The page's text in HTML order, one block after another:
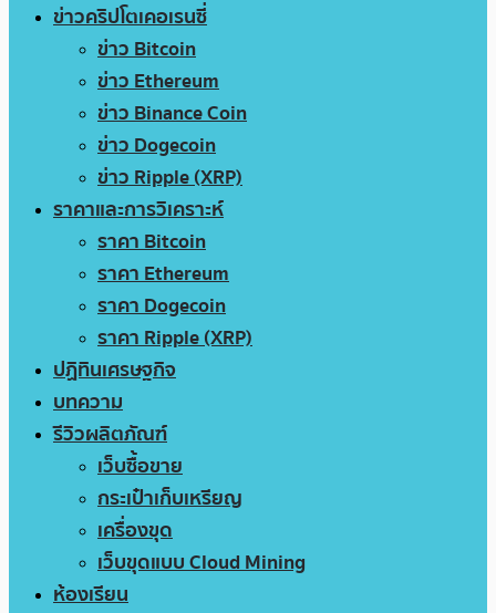
ข่าวคริปโตเคอเรนซี่
ข่าว Bitcoin
ข่าว Ethereum
ข่าว Binance Coin
ข่าว Dogecoin
ข่าว Ripple (XRP)
ราคาและการวิเคราะห์
ราคา Bitcoin
ราคา Ethereum
ราคา Dogecoin
ราคา Ripple (XRP)
ปฏิทินเศรษฐกิจ
บทความ
รีวิวผลิตภัณฑ์
เว็บซื้อขาย
กระเป๋าเก็บเหรียญ
เครื่องขุด
เว็บขุดแบบ Cloud Mining
ห้องเรียน